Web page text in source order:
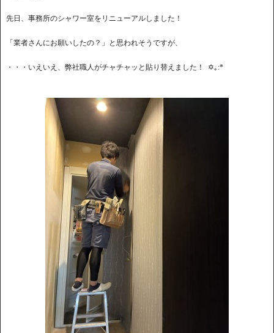
先日、事務所のシャワー室をリニューアルしました！
「業者さんにお願いしたの？」と思われそうですが、
・・・いえいえ、弊社職人がチャチャッと貼り替えました！ ✡｡:*